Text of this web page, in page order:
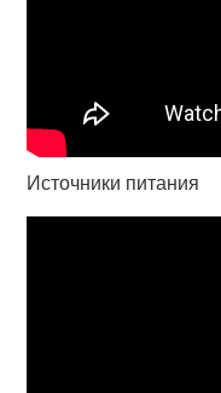
Источники питания